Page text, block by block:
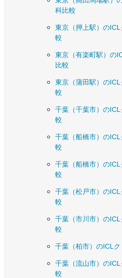
科比較
東京（押上駅）の
較
東京（有楽町駅）の
比較
東京（蒲田駅）の
較
千葉（千葉市）の
較
千葉（船橋市）の
較
千葉（船橋市）の
較
千葉（松戸市）の
較
千葉（市川市）の
較
千葉（柏市）のICL
千葉（流山市）の
較